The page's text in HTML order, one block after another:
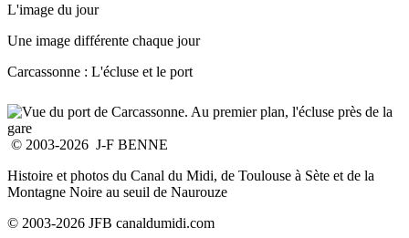
L'image du jour
Une image différente chaque jour
Carcassonne : L'écluse et le port
© 2003-2026 J-F BENNE
Histoire et photos du Canal du Midi, de Toulouse à Sète et de la
Montagne Noire au seuil de Naurouze
© 2003-2026 JFB canaldumidi.com